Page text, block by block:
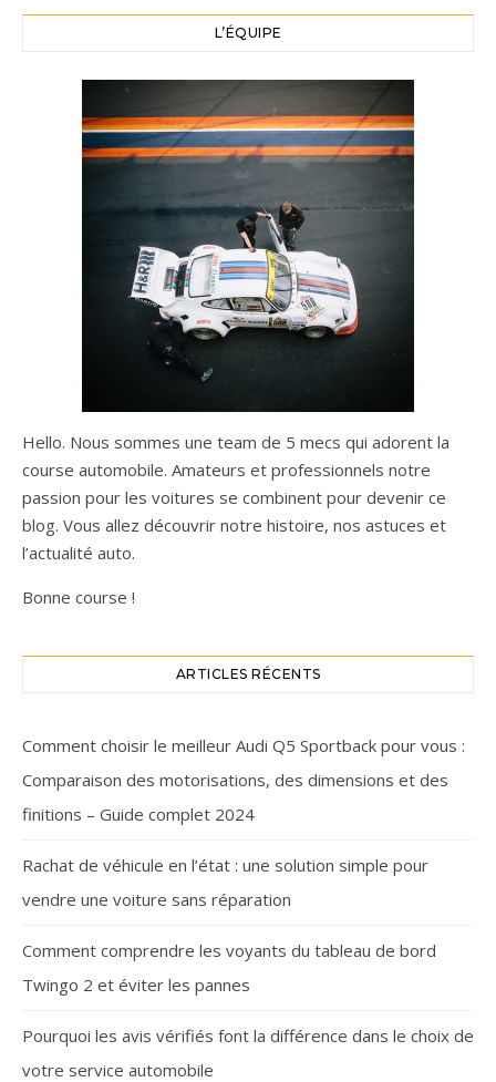
L’ÉQUIPE
Hello. Nous sommes une team de 5 mecs qui adorent la
course automobile. Amateurs et professionnels notre
passion pour les voitures se combinent pour devenir ce
blog. Vous allez découvrir notre histoire, nos astuces et
l’actualité auto.
Bonne course !
ARTICLES RÉCENTS
Comment choisir le meilleur Audi Q5 Sportback pour vous :
Comparaison des motorisations, des dimensions et des
finitions – Guide complet 2024
Rachat de véhicule en l’état : une solution simple pour
vendre une voiture sans réparation
Comment comprendre les voyants du tableau de bord
Twingo 2 et éviter les pannes
Pourquoi les avis vérifiés font la différence dans le choix de
votre service automobile